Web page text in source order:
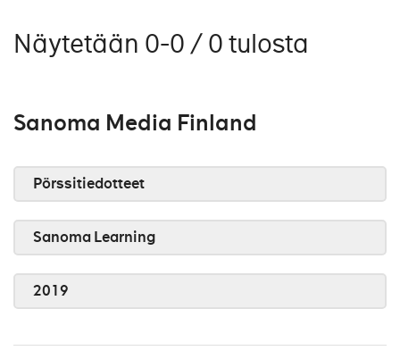
Näytetään 0-0 / 0 tulosta
Sanoma Media Finland
Pörssitiedotteet
Sanoma Learning
2019